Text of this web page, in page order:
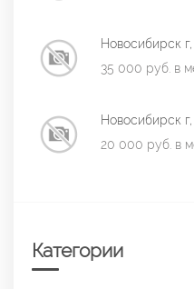
Новосибирск
35 000 руб. в
Новосибирск
20 000 руб. в
Категории